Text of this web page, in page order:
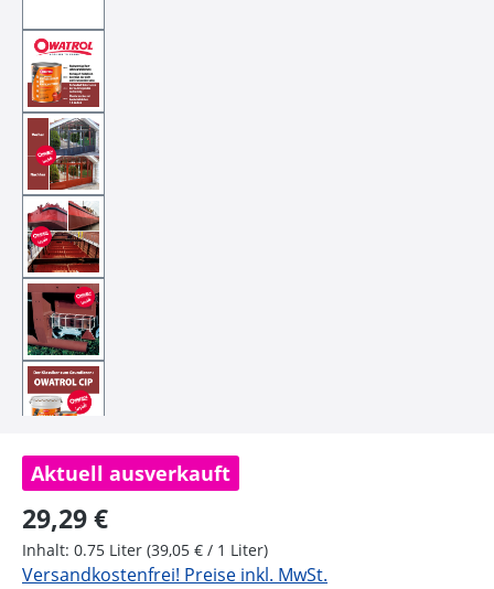
Aktuell ausverkauft
Regulärer Preis:
29,29 €
Inhalt: 0.75 Liter (39,05 € / 1 Liter)
Versandkostenfrei! Preise inkl. MwSt.